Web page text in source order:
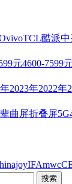
vivoTCL酷派中
元4600-7599元
2023年2022年
曲屏折叠屏5G
IFAmwc